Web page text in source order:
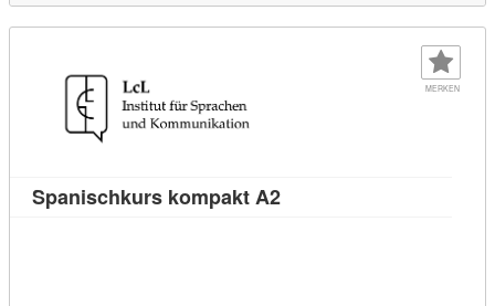
MERKEN
Spanischkurs kompakt A2Kursdetail: